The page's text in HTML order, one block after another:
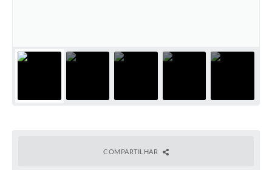
PNAB 2026 - Ciclo 2
COMPARTILHAR